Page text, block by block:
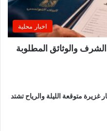
اخبار محلية
والوثائق المطلوبة
غزيرة متوقعة الليلة والرياح تشتد